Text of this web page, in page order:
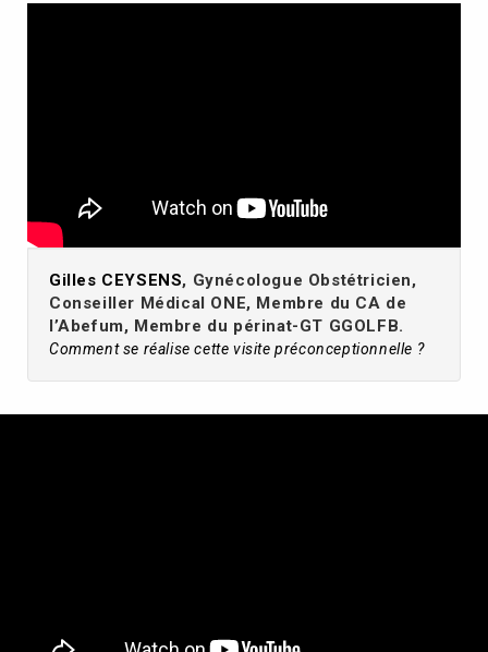
Gilles CEYSENS, Gynécologue Obstétricien,
Conseiller Médical ONE, Membre du CA de
l’Abefum, Membre du périnat-GT GGOLFB.
Comment se réalise cette visite préconceptionnelle ?